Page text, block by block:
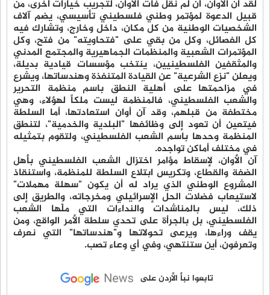
لقد آن الأوان، أن لم نقل فات الأوان، لتجريب خيارات أخرى، من
قبيل الدعوة لمؤتمر وطني فلسطيني تأسيسي، يضم آلاف
الشخصيات الوطنية من كل مكان، داخل وخارج، وتشارك فيه
كل الفصائل، وكل من بقي على "فتحاويته" من فتح، وكل
المؤتمرات الشعبية والمنظمات الجماهيرية والمجتمع المدني
والمثقفين الفلسطينيين، ينتخب مؤسسات قيادية بديلة،
ويعلن "نزع الشرعية" عن القيادة المتنفذة وهندساتها، ويشرع
في مزاحمتها على أهلية النطق باسم منظمة التحرير
والشعب الفلسطيني، فالمنظمة ليست ملكاً لهؤلاء، وهي
مختطفة من قبلهم، وقد آن أوان استعادتها، أما السلطة
فيتعين أن تعود إلى وظائفها "البلدية والخدمية"، لتنطق
المنظمة وحدها باسم الشعب الفلسطيني، ولتقوم بتمثيله
في مختلف أماكن تواجده.
آن الأوان، لإسقاط مؤامر اختزال الشعب الفلسطيني بأهل
الضفة والقطاع، وتكريس ابتلاع السلطة للمنظمة، واستنقاذ
المشروع الوطني الذي يراد له أن يكون "سهلة مهملات"
لاستيعاب فضلات الحل الإسرائيلي ومخرجاته، والطريق إلى
ذلك، ليس بالمناشدات والنداءات التي ملّها الشعب
الفلسطيني، بل بالجرأة على تحدي سلطة الأمر الواقع، ومن
يقف وراءها، ويرعى تحولاتها و"هندساتها" التي نعرف
وتعرفون، أين ستنتهي، وفي أي وعاء تصب.
تابعوا نبأ الأردن على